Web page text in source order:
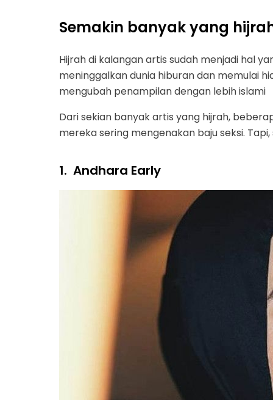
Semakin banyak yang
Hijrah di kalangan artis sudah menjadi hal
meninggalkan dunia hiburan dan memulai
mengubah penampilan dengan lebih islami
Dari sekian banyak artis yang hijrah,
mereka sering mengenakan baju seksi.
1. Andhara Early